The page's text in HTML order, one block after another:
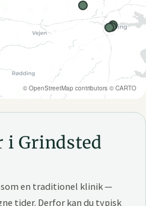
© OpenStreetMap contributors © CARTO
i Grindsted
en traditionel klinik —
tider. Derfor kan du typisk